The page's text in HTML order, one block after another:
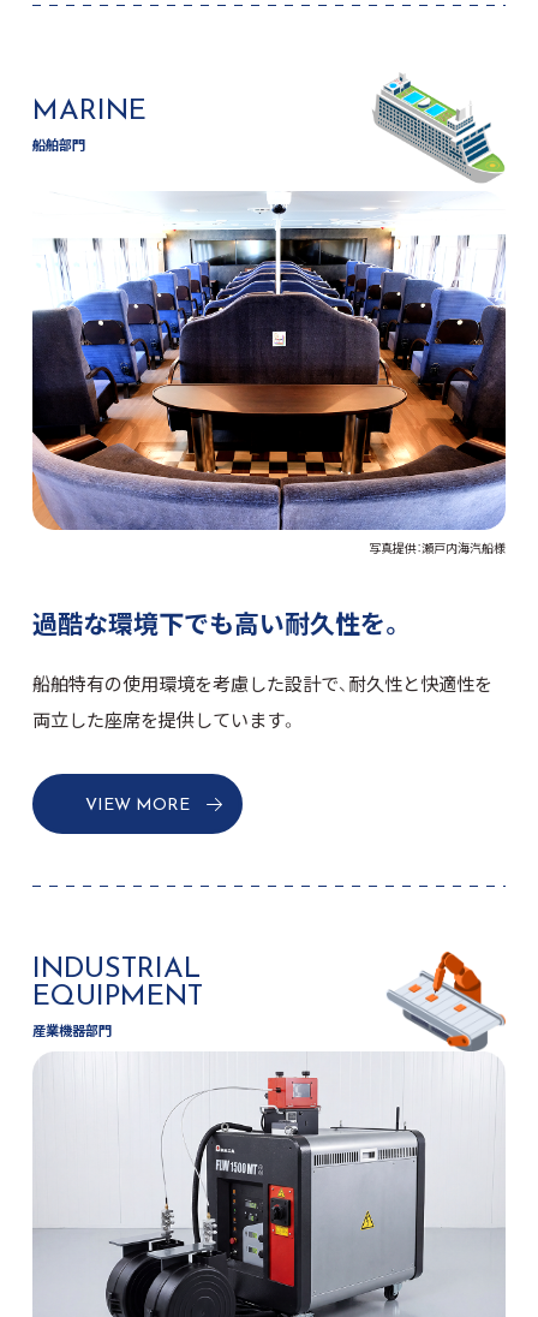
MARINE
船舶部門
写真提供：瀬戸内海汽船様
過酷な環境下でも高い耐久性を。
船舶特有の使用環境を考慮した設計で、耐久性と快適性を
両立した座席を提供しています。
VIEW MORE
INDUSTRIAL
EQUIPMENT
産業機器部門